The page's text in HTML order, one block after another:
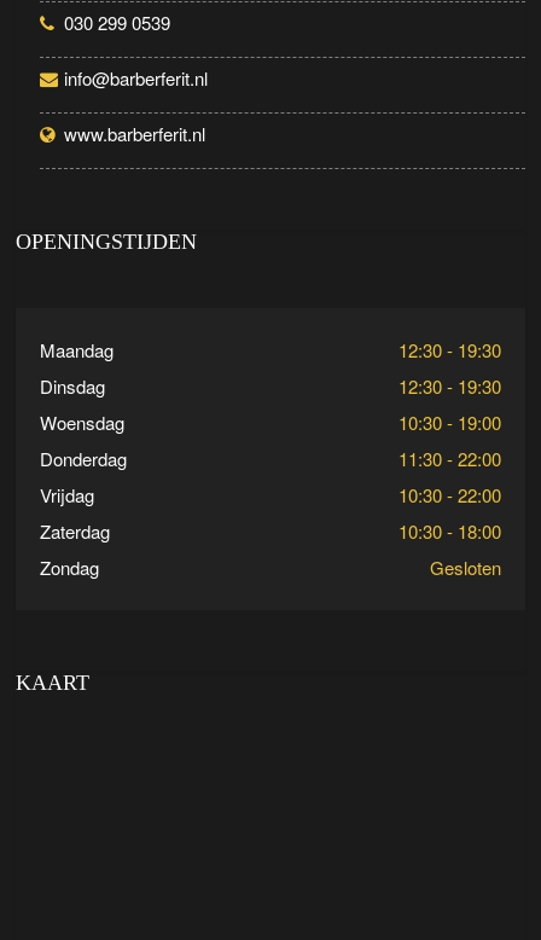
030 299 0539
info@barberferit.nl
www.barberferit.nl
OPENINGSTIJDEN
Maandag
12:30 - 19:30
Dinsdag
12:30 - 19:30
Woensdag
10:30 - 19:00
Donderdag
11:30 - 22:00
Vrijdag
10:30 - 22:00
Zaterdag
10:30 - 18:00
Zondag
Gesloten
KAART